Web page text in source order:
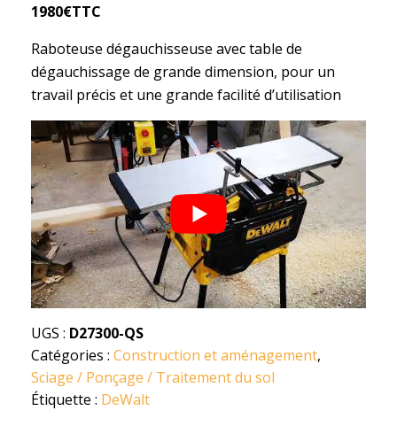
1980€TTC
Raboteuse dégauchisseuse avec table de
dégauchissage de grande dimension, pour un
travail précis et une grande facilité d’utilisation
UGS : D27300-QS
Catégories : Construction et aménagement,
Sciage / Ponçage / Traitement du sol
Étiquette : DeWalt